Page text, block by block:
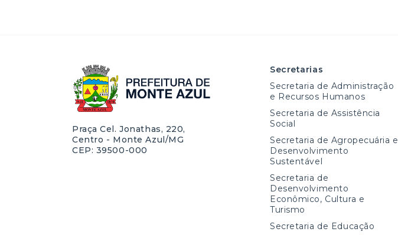
Praça Cel. Jonathas, 220,
Centro - Monte Azul/MG
CEP: 39500-000
Secretarias
Secretaria de Administração
e Recursos Humanos
Secretaria de Assistência
Social
Secretaria de Agropecuária e
Desenvolvimento
Sustentável
Secretaria de
Desenvolvimento
Econômico, Cultura e
Turismo
Secretaria de Educação